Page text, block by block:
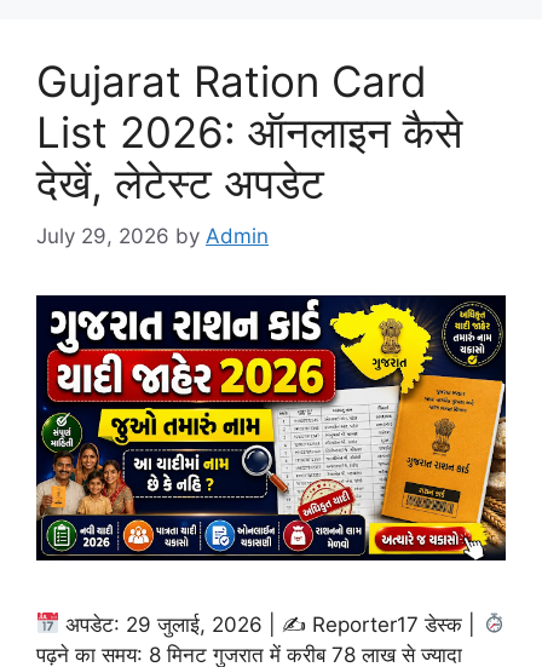
Gujarat Ration Card
List 2026: ऑनलाइन कैसे
देखें, लेटेस्ट अपडेट
July 29, 2026 by Admin
अपडेट: 29 जुलाई, 2026 | ✍ Reporter17 डेस्क |
पढ़ने का समय: 8 मिनट गुजरात में करीब 78 लाख से ज्यादा